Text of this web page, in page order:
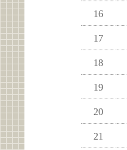
16
17
18
19
20
21